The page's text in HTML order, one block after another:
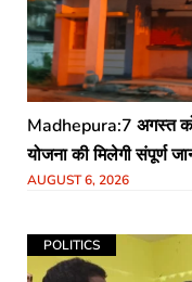
Madhepura:7 अगस्त को
योजना की मिलेगी संपूर्ण
AUGUST 6, 2026
POLITICS